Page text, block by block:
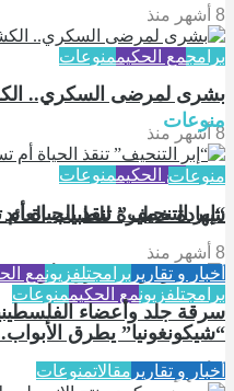
8 أشهر منذ
برامجمع الحكيممنوعات
بشرى لمرضى السكري..
8 أشهر منذ
برامجمع الحكيممنوعات
“‏إبر التنحيف” تنقذ الحياة
8 أشهر منذ
برامجتلفزيونمع الحكيممنوعات
“شيكونغونيا” يطرق
8 أشهر منذ
منوعات
منوعات
شهادة خطيرة للطبيب
أخبار و تقارير برامجتلفزيونمع
سرقة جلد وأعضاء
أخبار و تقارير مقالاتمنوعات